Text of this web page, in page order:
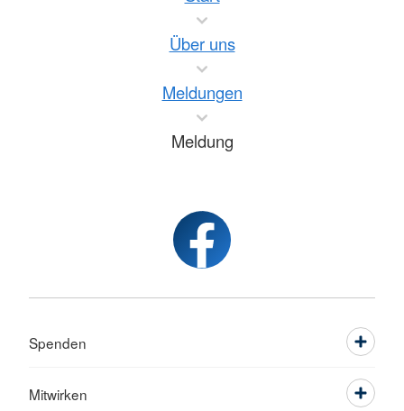
Über uns
Meldungen
Meldung
Spenden
Mitwirken